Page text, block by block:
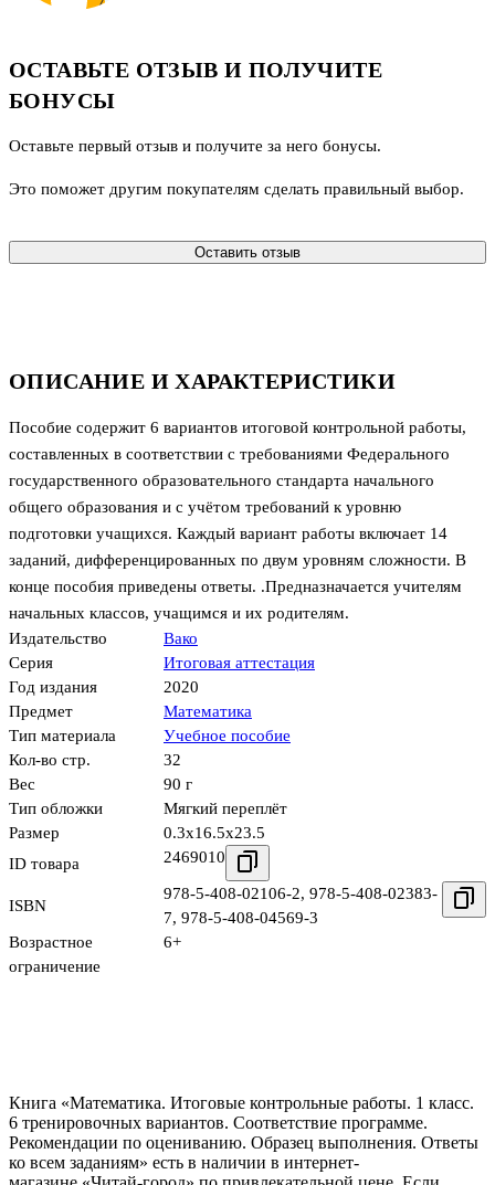
ОПИСАНИЕ И ХАРАКТЕРИСТИКИ
Пособие содержит 6 вариантов итоговой контрольной работы,
составленных в соответствии с требованиями Федерального
государственного образовательного стандарта начального
общего образования и с учётом требований к уровню
подготовки учащихся. Каждый вариант работы включает 14
заданий, дифференцированных по двум уровням сложности. В
конце пособия приведены ответы. .Предназначается учителям
начальных классов, учащимся и их родителям.
Издательство
Вако
Серия
Итоговая аттестация
Год издания
2020
Предмет
Математика
Тип материала
Учебное пособие
Кол-во стр.
32
Вес
90 г
Тип обложки
Мягкий переплёт
Размер
0.3x16.5x23.5
ID товара
2469010
ISBN
978-5-408-02106-2, 978-5-408-02383-
7, 978-5-408-04569-3
Возрастное
ограничение
6+
ОСТАВЬТЕ ОТЗЫВ И ПОЛУЧИТЕ
БОНУСЫ
Оставьте первый отзыв и получите за него бонусы.
Это поможет другим покупателям сделать правильный выбор.
Оставить отзыв
Книга «Математика. Итоговые контрольные работы. 1 класс.
6 тренировочных вариантов. Соответствие программе.
Рекомендации по оцениванию. Образец выполнения. Ответы
ко всем заданиям» есть в наличии в интернет-